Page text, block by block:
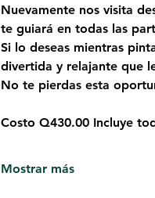
Nuevamente nos visita
te guiará en todas las
Si lo deseas mientras
divertida y relajante que
No te pierdas esta
Costo Q430.00 Incluye
Mostrar más